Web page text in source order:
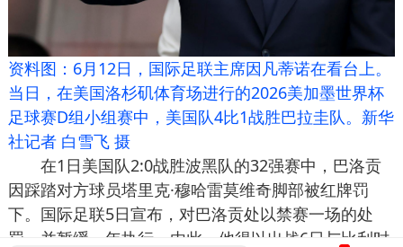
资料图：6月12日，国际足联主席因凡蒂诺在看台上。
当日，在美国洛杉矶体育场进行的2026美加墨世界杯
足球赛D组小组赛中，美国队4比1战胜巴拉圭队。新华
社记者 白雪飞 摄
在1日美国队2:0战胜波黑队的32强赛中，巴洛贡
因踩踏对方球员塔里克·穆哈雷莫维奇脚部被红牌罚
下。国际足联5日宣布，对巴洛贡处以禁赛一场的处
罚，并暂缓一年执行。由此，他得以出战6日与比利时